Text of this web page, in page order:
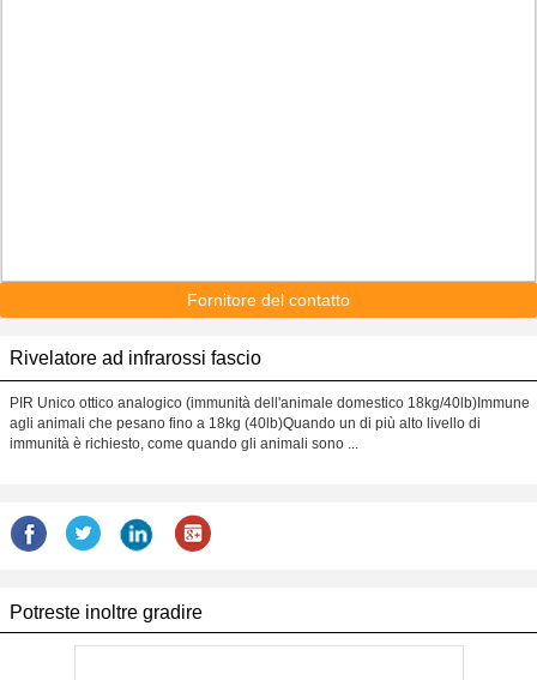
Fornitore del contatto
Rivelatore ad infrarossi fascio
PIR Unico ottico analogico (immunità dell'animale domestico 18kg/40lb)Immune
agli animali che pesano fino a 18kg (40lb)Quando un di più alto livello di
immunità è richiesto, come quando gli animali sono ...
Potreste inoltre gradire